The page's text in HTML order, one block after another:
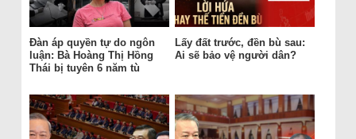
Đàn áp quyền tự do ngôn
luận: Bà Hoàng Thị Hồng
Thái bị tuyên 6 năm tù
Lấy đất trước, đền bù sau:
Ai sẽ bảo vệ người dân?